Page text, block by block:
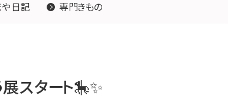
や日記 専門きもの
スタート🎠✨